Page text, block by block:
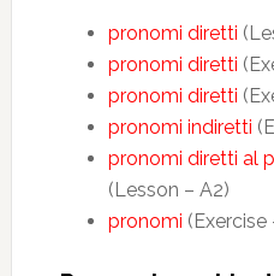
pronomi diretti
pronomi diretti
pronomi diretti
pronomi indiretti
pronomi diretti al
(Lesson – A2)
pronomi (Exercise